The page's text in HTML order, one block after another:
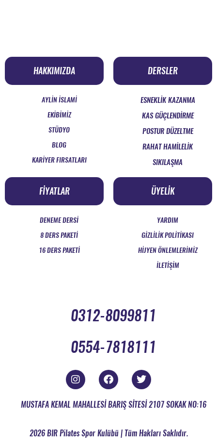
HAKKIMIZDA
AYLİN İSLAMİ
EKİBİMİZ
STÜDYO
BLOG
KARİYER FIRSATLARI
DERSLER
ESNEKLİK KAZANMA
KAS GÜÇLENDİRME
POSTUR DÜZELTME
RAHAT HAMİLELİK
SIKILAŞMA
FİYATLAR
DENEME DERSİ
8 DERS PAKETİ
16 DERS PAKETİ
ÜYELİK
YARDIM
GİZLİLİK POLİTİKASI
HİJYEN ÖNLEMLERİMİZ
İLETİŞİM
0312-8099811
0554-7818111
MUSTAFA KEMAL MAHALLESİ BARIŞ SİTESİ 2107 SOKAK NO:16
2026 BIR Pilates Spor Kulübü | Tüm Hakları Saklıdır.